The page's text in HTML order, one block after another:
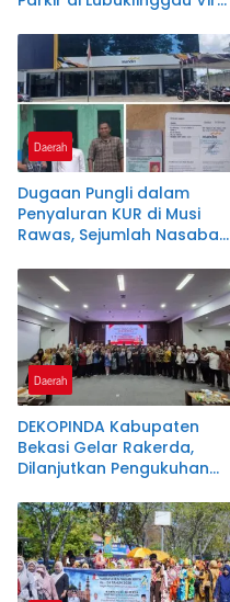
Pelanggaran.SK DI
PERTANYAKAN
Daerah
Dugaan Pungli dalam
Penyaluran KUR di Musi
Rawas, Sejumlah Nasabah
Jutaan Rupiah
Daerah
DEKOPINDA Kabupaten
Bekasi Gelar Rakerda,
Dilanjutkan Pengukuhan
dan Lembaga Teknis